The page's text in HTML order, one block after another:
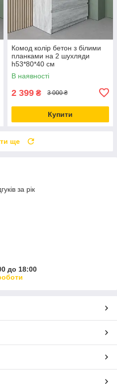
Комод колір бетон з білими
планками на 2 шухляди
h53*80*40 см
В наявності
2 399 ₴ 3 000 ₴
Купити
ще
за рік
до 18:00